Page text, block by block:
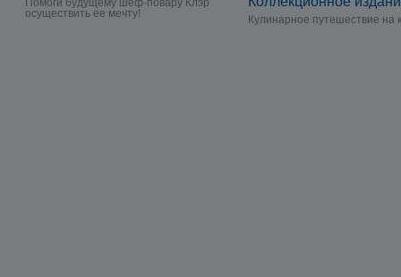
осуществить ее мечту! Кулинарное путешествие на